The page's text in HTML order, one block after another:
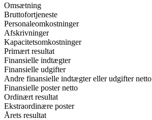
Omsætning
Bruttofortjeneste
Personaleomkostninger
Afskrivninger
Kapacitetsomkostninger
Primært resultat
Finansielle indtægter
Finansielle udgifter
Andre finansielle indtægter eller udgifter netto
Finansielle poster netto
Ordinært resultat
Ekstraordinære poster
Årets resultat